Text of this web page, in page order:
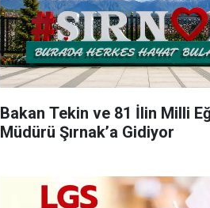
Bakan Tekin ve 81 İlin Milli
Müdürü Şırnak’a Gidiyor